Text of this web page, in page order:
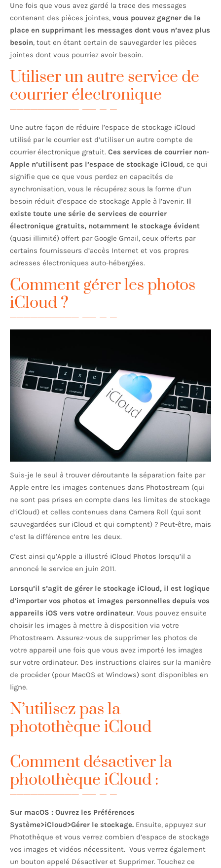
Une fois que vous avez gardé la trace des messages
contenant des pièces jointes, vous pouvez gagner de la
place en supprimant les messages dont vous n’avez plus
besoin, tout en étant certain de sauvegarder les pièces
jointes dont vous pourriez avoir besoin.
Utiliser un autre service de
courrier électronique
Une autre façon de réduire l’espace de stockage iCloud
utilisé par le courrier est d’utiliser un autre compte de
courrier électronique gratuit. Ces services de courrier non-
Apple n’utilisent pas l’espace de stockage iCloud, ce qui
signifie que ce que vous perdez en capacités de
synchronisation, vous le récupérez sous la forme d’un
besoin réduit d’espace de stockage Apple à l’avenir. Il
existe toute une série de services de courrier
électronique gratuits, notamment le stockage évident
(quasi illimité) offert par Google Gmail, ceux offerts par
certains fournisseurs d’accès Internet et vos propres
adresses électroniques auto-hébergées.
Comment gérer les photos
iCloud ?
Suis-je le seul à trouver déroutante la séparation faite par
Apple entre les images contenues dans Photostream (qui
ne sont pas prises en compte dans les limites de stockage
d’iCloud) et celles contenues dans Camera Roll (qui sont
sauvegardées sur iCloud et qui comptent) ? Peut-être, mais
c’est la différence entre les deux.
C’est ainsi qu’Apple a illustré iCloud Photos lorsqu’il a
annoncé le service en juin 2011.
Lorsqu’il s’agit de gérer le stockage iCloud, il est logique
d’importer vos photos et images personnelles depuis vos
appareils iOS vers votre ordinateur. Vous pouvez ensuite
choisir les images à mettre à disposition via votre
Photostream. Assurez-vous de supprimer les photos de
votre appareil une fois que vous avez importé les images
sur votre ordinateur. Des instructions claires sur la manière
de procéder (pour MacOS et Windows) sont disponibles en
ligne.
N’utilisez pas la
photothèque iCloud
Comment désactiver la
photothèque iCloud :
Sur macOS : Ouvrez les Préférences
Système>iCloud>Gérer le stockage. Ensuite, appuyez sur
Photothèque et vous verrez combien d’espace de stockage
vos images et vidéos nécessitent. Vous verrez également
un bouton appelé Désactiver et Supprimer. Touchez ce